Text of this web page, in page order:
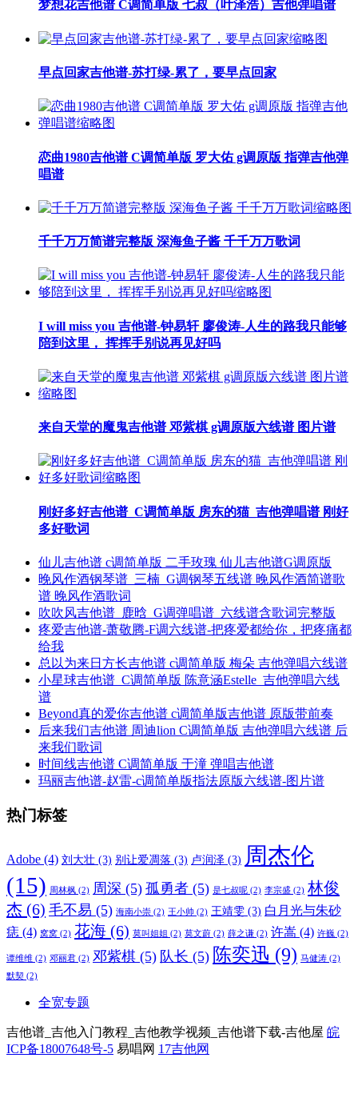
梦想花吉他谱 C调简单版 七叔（叶泽浩）吉他弹唱谱
早点回家吉他谱-苏打绿-累了，要早点回家
恋曲1980吉他谱 C调简单版 罗大佑 g调原版 指弹吉他弹
唱谱
千千万万简谱完整版 深海鱼子酱 千千万万歌词
I will miss you 吉他谱-钟易轩 廖俊涛-人生的路我只能够
陪到这里， 挥挥手别说再见好吗
来自天堂的魔鬼吉他谱 邓紫棋 g调原版六线谱 图片谱
刚好多好吉他谱_C调简单版 房东的猫_吉他弹唱谱 刚好
多好歌词
仙儿吉他谱 c调简单版 二手玫瑰 仙儿吉他谱G调原版
晚风作酒钢琴谱_三楠_G调钢琴五线谱 晚风作酒简谱歌
谱 晚风作酒歌词
吹吹风吉他谱_鹿晗_G调弹唱谱_六线谱含歌词完整版
疼爱吉他谱-萧敬腾-F调六线谱-把疼爱都给你，把疼痛都
给我
总以为来日方长吉他谱 c调简单版 梅朵 吉他弹唱六线谱
小星球吉他谱_C调简单版 陈意涵Estelle_吉他弹唱六线
谱
Beyond真的爱你吉他谱 c调简单版吉他谱 原版带前奏
后来我们吉他谱 周迪lion C调简单版 吉他弹唱六线谱 后
来我们歌词
时间线吉他谱 C调简单版 于潼 弹唱吉他谱
玛丽吉他谱-赵雷-c调简单版指法原版六线谱-图片谱
热门标签
Adobe (4) 刘大壮 (3) 别让爱凋落 (3) 卢润泽 (3) 周杰伦
(15) 周林枫 (2) 周深 (5) 孤勇者 (5) 是七叔呢 (2) 李宗盛 (2) 林俊
杰 (6) 毛不易 (5) 海南小崇 (2) 王小帅 (2) 王靖雯 (3) 白月光与朱砂
痣 (4) 窝窝 (2) 花海 (6) 莫叫姐姐 (2) 莫文蔚 (2) 薛之谦 (2) 许嵩 (4) 许巍 (2)
谭维维 (2) 邓丽君 (2) 邓紫棋 (5) 队长 (5) 陈奕迅 (9) 马健涛 (2)
默契 (2)
全宽专题
吉他谱_吉他入门教程_吉他教学视频_吉他谱下载-吉他屋 皖
ICP备18007648号-5 易唱网 17吉他网